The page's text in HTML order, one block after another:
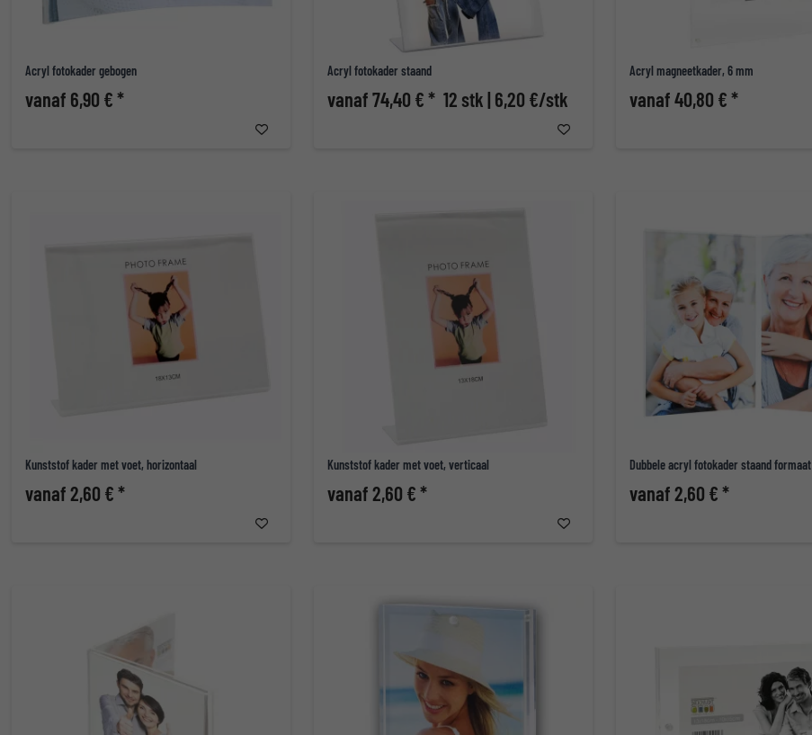
Acryl fotokader gebogen
vanaf 6,90 € *
Acryl fotokader staand
vanaf 74,40 € * 12 stk | 6,20 €/stk
Acryl magneetkader, 6 mm
vanaf 40,80 € *
Kunststof kader met voet, horizontaal
vanaf 2,60 € *
Kunststof kader met voet, verticaal
vanaf 2,60 € *
Dubbele acryl fotokader staand formaat
vanaf 2,60 € *